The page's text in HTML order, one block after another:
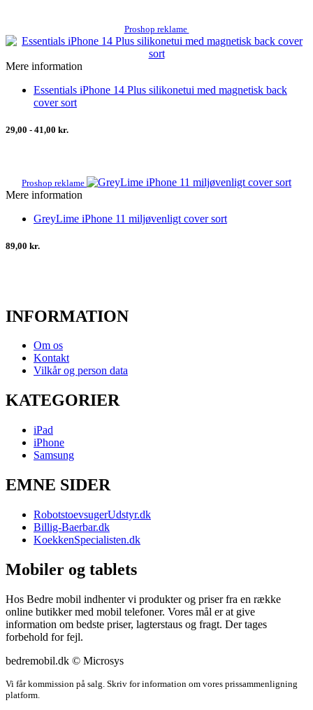
Proshop reklame
Mere information
Essentials iPhone 14 Plus silikonetui med magnetisk back
cover sort
29,00 - 41,00 kr.
Proshop reklame
Mere information
GreyLime iPhone 11 miljøvenligt cover sort
89,00 kr.
INFORMATION
Om os
Kontakt
Vilkår og person data
KATEGORIER
iPad
iPhone
Samsung
EMNE SIDER
RobotstoevsugerUdstyr.dk
Billig-Baerbar.dk
KoekkenSpecialisten.dk
Mobiler og tablets
Hos Bedre mobil indhenter vi produkter og priser fra en række
online butikker med mobil telefoner. Vores mål er at give
information om bedste priser, lagterstaus og fragt. Der tages
forbehold for fejl.
bedremobil.dk © Microsys
Vi får kommission på salg. Skriv for information om vores prissammenligning
platform.